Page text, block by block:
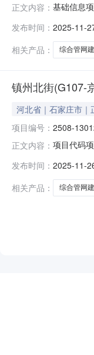
正文内容： 基础信息
入来源建
道D
发布时间： 2025-11-
相关产品：
综合管网
镇州北街(G107-
河北省｜石家庄市｜
项目编号： 2508-
正文内容： 项目代码
发布时间： 2025-11-
相关产品：
综合管网